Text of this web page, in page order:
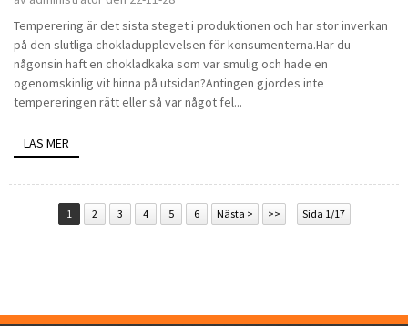
Temperering är det sista steget i produktionen och har stor inverkan
på den slutliga chokladupplevelsen för konsumenterna.Har du
någonsin haft en chokladkaka som var smulig och hade en
ogenomskinlig vit hinna på utsidan?Antingen gjordes inte
tempereringen rätt eller så var något fel...
LÄS MER
1 2 3 4 5 6 Nästa > >> Sida 1/17